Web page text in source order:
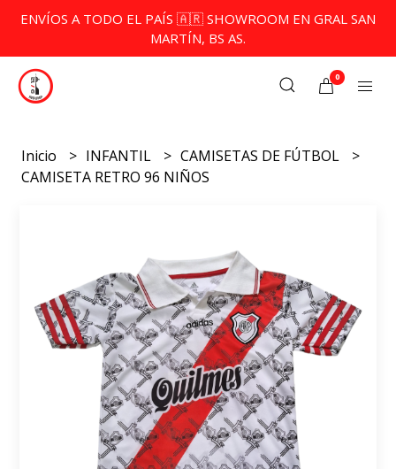
ENVÍOS A TODO EL PAÍS 🇦🇷 SHOWROOM EN GRAL SAN
MARTÍN, BS AS.
0
Inicio INFANTIL
CAMISETAS DE FÚTBOL
CAMISETA RETRO 96 NIÑOS